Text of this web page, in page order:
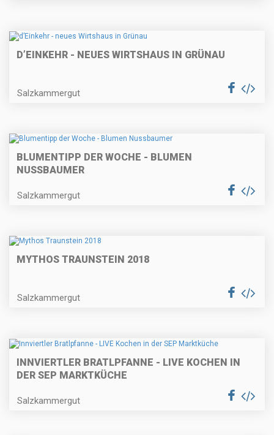
D’EINKEHR - NEUES WIRTSHAUS IN GRÜNAU
Salzkammergut
BLUMENTIPP DER WOCHE - BLUMEN
NUSSBAUMER
Salzkammergut
MYTHOS TRAUNSTEIN 2018
Salzkammergut
INNVIERTLER BRATLPFANNE - LIVE KOCHEN IN
DER SEP MARKTKÜCHE
Salzkammergut